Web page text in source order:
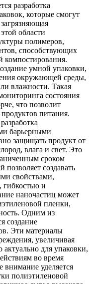
разработка
которые смогут
загрязняющая
области
полимеров,
способствующих
компостирования.
умной упаковки,
окружающей среды,
влажности. Такая
состояния
что позволит
питания.
барьерными
защищать продукт от
влага и свет. Это
сроком
создавать
свойствами,
и
наночастиц может
пленки,
Одним из
создание
Эти материалы
увеличивая
для упаковки,
во время
внимание уделяется
полиэтиленовой